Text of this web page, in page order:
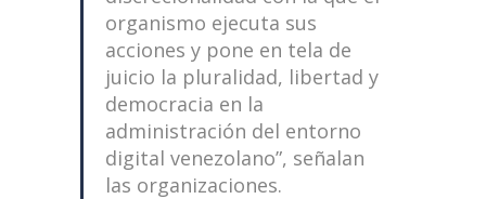
organismo ejecuta sus
acciones y pone en tela de
juicio la pluralidad, libertad y
democracia en la
administración del entorno
digital venezolano”, señalan
las organizaciones.